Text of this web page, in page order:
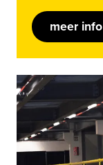
meer info